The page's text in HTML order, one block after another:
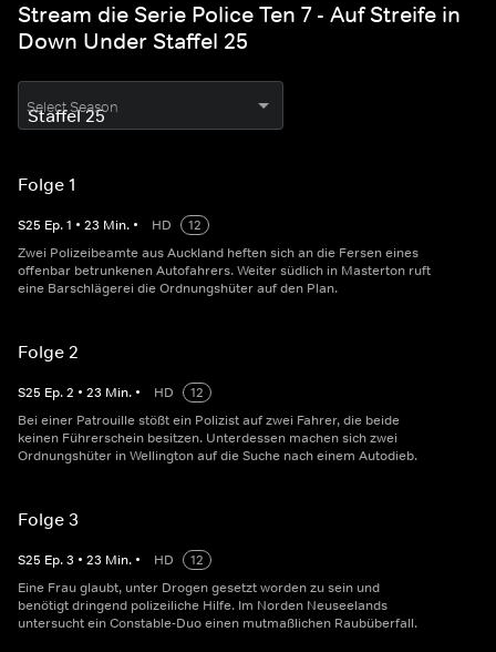
Stream die Serie Police Ten 7 - Auf Streife in
Down Under Staffel 25
Select Season
Folge 1
S25 Ep.1 • 23 Min. • HD
12
Zwei Polizeibeamte aus Auckland heften sich an die Fersen eines
offenbar betrunkenen Autofahrers. Weiter südlich in Masterton ruft
eine Barschlägerei die Ordnungshüter auf den Plan.
Folge 2
S25 Ep.2 • 23 Min. • HD
12
Bei einer Patrouille stößt ein Polizist auf zwei Fahrer, die beide
keinen Führerschein besitzen. Unterdessen machen sich zwei
Ordnungshüter in Wellington auf die Suche nach einem Autodieb.
Folge 3
S25 Ep.3 • 23 Min. • HD
12
Eine Frau glaubt, unter Drogen gesetzt worden zu sein und
benötigt dringend polizeiliche Hilfe. Im Norden Neuseelands
untersucht ein Constable-Duo einen mutmaßlichen Raubüberfall.